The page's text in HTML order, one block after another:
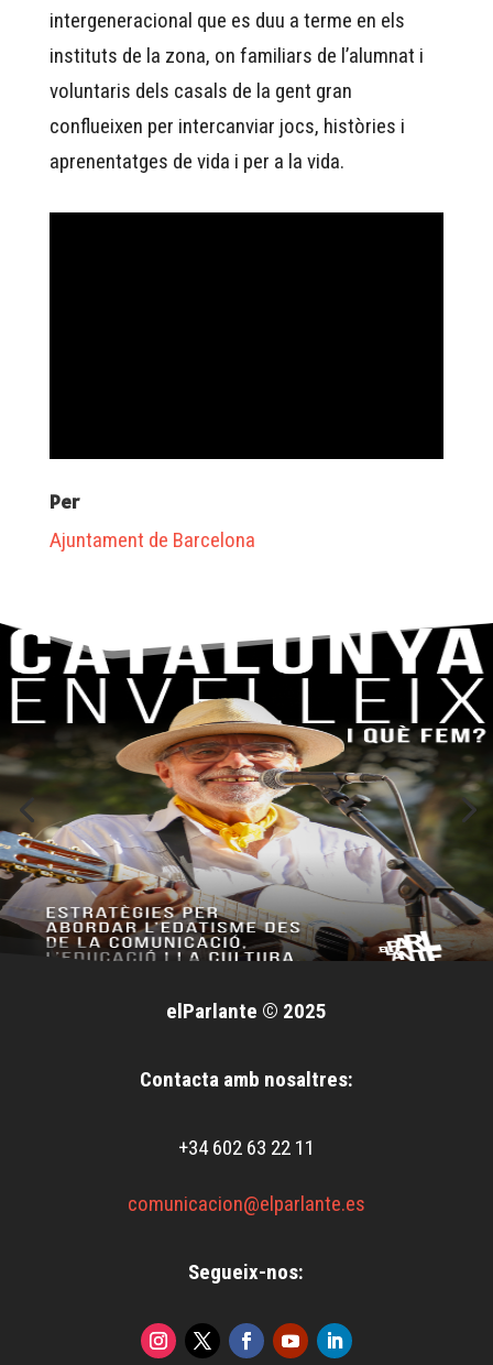
intergeneracional que es duu a terme en els
instituts de la zona, on familiars de l’alumnat i
voluntaris dels casals de la gent gran
conflueixen per intercanviar jocs, històries i
aprenentatges de vida i per a la vida.
Per
Ajuntament de Barcelona
elParlante © 2025
Contacta amb nosaltres:
+34 602 63 22 11
comunicacion@elparlante.es
Segueix-nos: